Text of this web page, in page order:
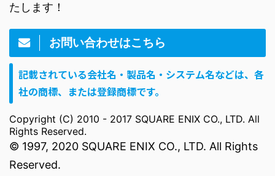
たします！
お問い合わせはこちら
記載されている会社名・製品名・システム名などは、各
社の商標、または登録商標です。
Copyright (C) 2010 - 2017 SQUARE ENIX CO., LTD. All
Rights Reserved.
© 1997, 2020 SQUARE ENIX CO., LTD. All Rights
Reserved.